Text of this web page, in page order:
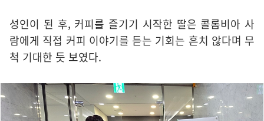
성인이 된 후, 커피를 즐기기 시작한 딸은 콜롬비아 사
람에게 직접 커피 이야기를 듣는 기회는 흔치 않다며 무
척 기대한 듯 보였다.